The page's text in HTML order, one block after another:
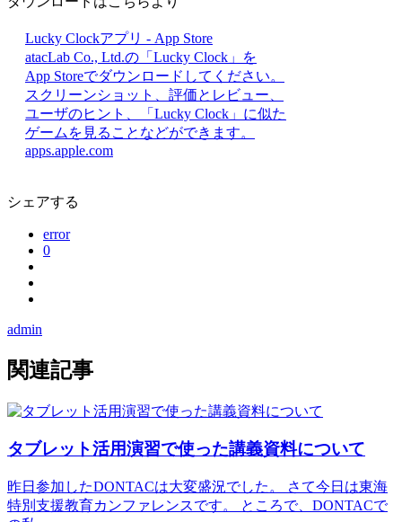
Lucky Clockアプリ - App Store
atacLab Co., Ltd.の「Lucky Clock」を
App Storeでダウンロードしてください。
スクリーンショット、評価とレビュー、
ユーザのヒント、「Lucky Clock」に似た
ゲームを見ることなどができます。
apps.apple.com
シェアする
error
0
admin
関連記事
タブレット活用演習で使った講義資料について
昨日参加したDONTACは大変盛況でした。 さて今日は東海
特別支援教育カンファレンスです。 ところで、DONTACで